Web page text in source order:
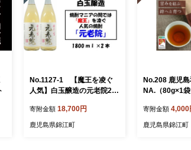
No.1127-1 【魔王を凌ぐ
人気】白玉醸造の元老院2本
寄附金額 18,700円
鹿児島県錦江町
No.208 鹿児島和
NA.（80g×1袋
寄附金額 4,000
鹿児島県錦江町